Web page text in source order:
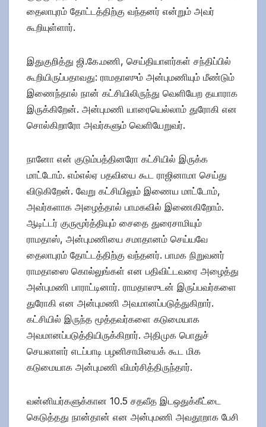
தைலாபுரம் தோட்டத்திற்கு வந்தனர் என்றும் அவர்
கூறியுள்ளார்.
இதுகுறித்து ஜி.கே.மணி, செய்தியாளர்கள் சந்திப்பில்
கூறியிருப்பதாவது: ராமதாஸும் அன்புமணியும் மீண்டும்
இணைந்தால் நான் கட்சியிலிருந்து வெளியேற தயாராக
இருக்கிறேன். அன்புமணி யாரையெல்லாம் துரோகி என
சொல்கிறாரோ அவர்களும் வெளியேறுவர்.
நானோ என் குடும்பத்தினரோ கட்சியில் இருக்க
மாட்டோம். எம்எல்ஏ பதவியை கூட ராஜினாமா செய்து
விடுகிறேன். வேறு கட்சியிலும் இணைய மாட்டோம்,
அவர்களாக அழைத்தால் பாமகவில் இணைகிறோம்.
ஆடிட்டர் குருமூர்த்தியும் சைதை துரைசாமியும்
ராமதாஸ், அன்புமணியை சமாதானம் செய்யவே
தைலாபுரம் தோட்டத்திற்கு வந்தனர். பாமக நிறுவனர்
ராமதாஸை கொல்லுங்கள் என பதிவிட்டவரை அழைத்து
அன்புமணி பாராட்டினார். ராமதாஸுடன் இருப்பவர்களை
துரோகி என அன்புமணி அவமானப்படுத்துகிறார்.
கட்சியில் இருந்த மூத்தவர்களை கடுமையாக
அவமானப்படுத்தியிருக்கிறார். அதிமுக பொதுச்
செயலாளர் எடப்பாடி பழனிசாமியைக் கூட மிக
கடுமையாக அன்புமணி விமர்சித்திருந்தார்.
வன்னியர்களுக்கான 10.5 சதவீத இடஒதுக்கீட்டை
கெடுத்தது நான்தான் என அன்புமணி அவதூறாக பேசி